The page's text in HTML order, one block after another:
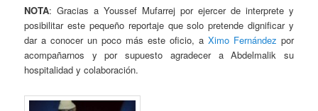
NOTA: Gracias a Youssef Mufarrej por ejercer de interprete y
posibilitar este pequeño reportaje que solo pretende dignificar y
dar a conocer un poco más este oficio, a Ximo Fernández por
acompañarnos y por supuesto agradecer a Abdelmalik su
hospitalidad y colaboración.